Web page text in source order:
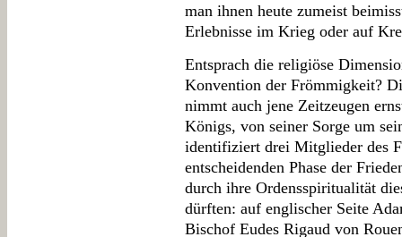
man ihnen heute zumeist
Erlebnisse im Krieg oder auf
Entsprach die religiöse
Konvention der Frömmigkeit?
nimmt auch jene Zeitzeugen
Königs, von seiner Sorge um
identifiziert drei Mitglieder des
entscheidenden Phase der
durch ihre Ordensspiritualität
dürften: auf englischer Seite
Bischof Eudes Rigaud von